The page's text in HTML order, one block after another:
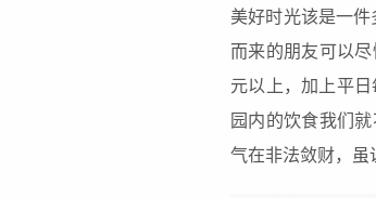
美好时光该是一
而来的朋友可以
元以上，加上平
园内的饮食我们
气在非法敛财，虽